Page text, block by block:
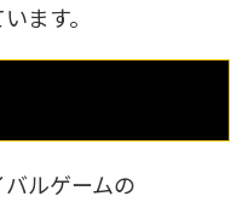
ます。
バルゲームの